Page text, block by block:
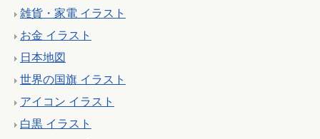
雑貨・家電 イラスト
お金 イラスト
日本地図
世界の国旗 イラスト
アイコン イラスト
白黒 イラスト